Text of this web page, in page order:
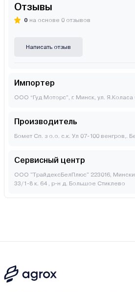
Отзывы
0 на основе 0 отзывов
Написать отзыв
Импортер
ООО “Гуд Моторс”, г. Минск, ул. Я.Коласа
Производитель
Бомет Сп. з о.о. с.к. Ул 07-100 венгров,.
Сервисный центр
ООО "ТрайдексБелПлюс" 223016,
33/1-8 к. 64 , р-н д. Большое Стиклево